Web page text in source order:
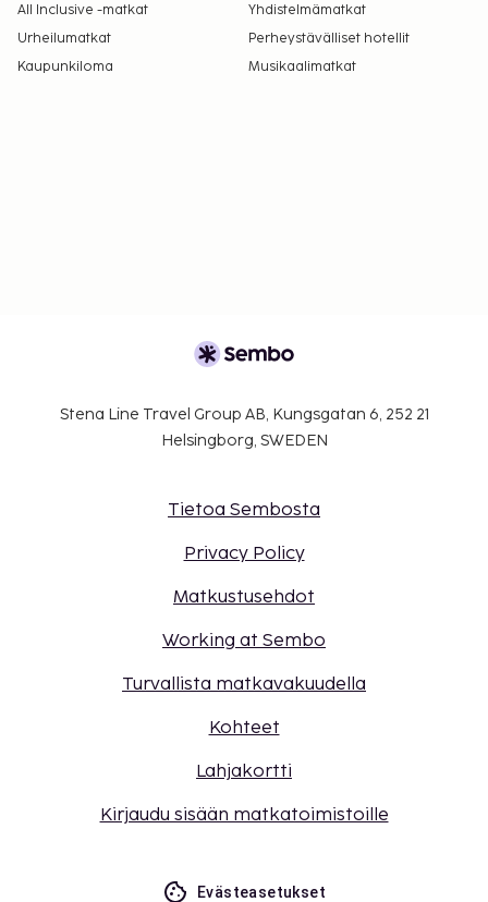
All Inclusive -matkat
Yhdistelmämatkat
Urheilumatkat
Perheystävälliset hotellit
Kaupunkiloma
Musikaalimatkat
Stena Line Travel Group AB, Kungsgatan 6, 252 21
Helsingborg, SWEDEN
Tietoa Sembosta
Privacy Policy
Matkustusehdot
Working at Sembo
Turvallista matkavakuudella
Kohteet
Lahjakortti
Kirjaudu sisään matkatoimistoille
Evästeasetukset